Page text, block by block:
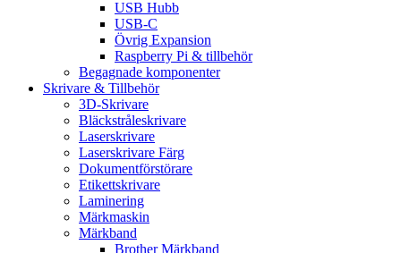
USB Hubb
USB-C
Övrig Expansion
Raspberry Pi & tillbehör
Begagnade komponenter
Skrivare & Tillbehör
3D-Skrivare
Bläckstråleskrivare
Laserskrivare
Laserskrivare Färg
Dokumentförstörare
Etikettskrivare
Laminering
Märkmaskin
Märkband
Brother Märkband